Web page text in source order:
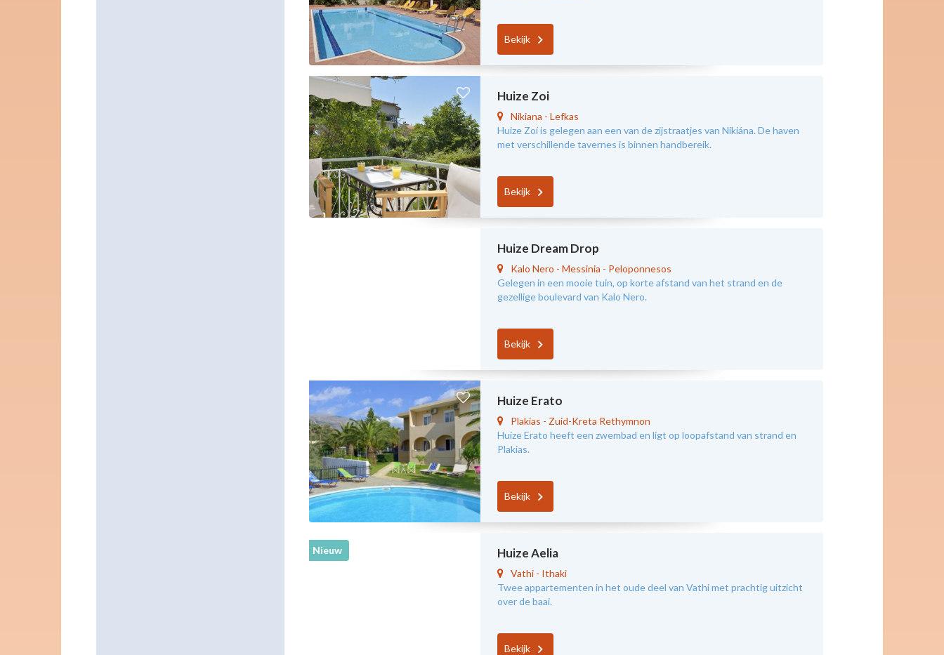
Bekijk
Huize Zoi
Nikiana - Lefkas
Huize Zoí is gelegen aan een van de zijstraatjes van Nikiána. De haven
met verschillende tavernes is binnen handbereik.
Bekijk
Huize Dream Drop
Kalo Nero - Messinia - Peloponnesos
Gelegen in een mooie tuin, op korte afstand van het strand en de
gezellige boulevard van Kalo Nero.
Bekijk
Huize Erato
Plakias - Zuid-Kreta Rethymnon
Huize Erato heeft een zwembad en ligt op loopafstand van strand en
Plakias.
Bekijk
Nieuw Huize Aelia
Vathi- Ithaki
Twee appartementen in het oude deel van Vathi met prachtig uitzicht
over de baai.
Bekijk